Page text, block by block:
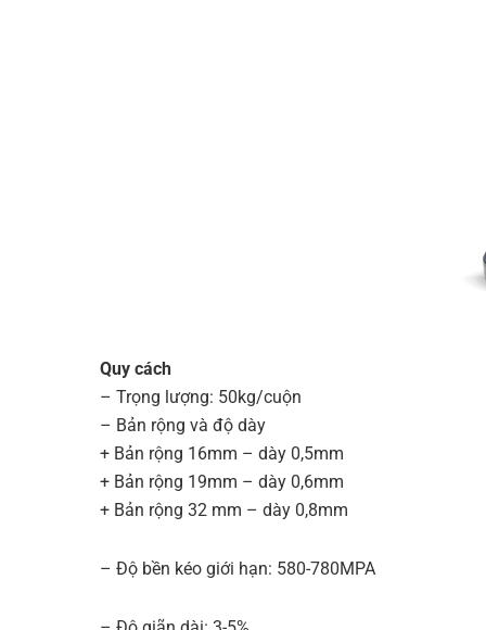
Quy cách
– Trọng lượng: 50kg/cuộn
– Bản rộng và độ dày
+ Bản rộng 16mm – dày 0,5mm
+ Bản rộng 19mm – dày 0,6mm
+ Bản rộng 32 mm – dày 0,8mm
– Độ bền kéo giới hạn: 580-780MPA